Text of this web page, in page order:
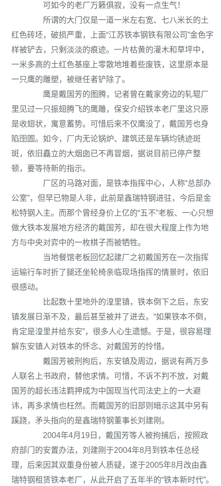
可如今的老厂万籁俱寂，没有一点生气！
所谓的大门仅是一道一米左右宽、七八米长的土
红色砖坯，破损严重，上面“江苏铁本钢铁有限公司”金色字
样被铲去，只剩淡淡的痕迹。一片枯黄的灌木和草坪中，
一米多高的土红色基座上零散地堆着些废铁，这里原本是
一只鹰的雕塑，被继任者铲除了。
鹰是戴国芳的图腾，记者曾在戴家旁边的轧辊厂
里见过一只振翅腾飞的鹰雕，保安介绍铁本老厂里这只原
是收翅状，寓意蓄势。可惜后来不仅鹰没了，戴国芳也身
陷囹圄。如今，厂内无论锅炉、建筑还是车辆均锈迹斑
斑，依旧矗立的大烟囱已不再冒烟，据说目前已停产整
顿，要等待新的指示。
厂区的马路对面，是铁本指挥中心，人称“总部办
公室”，但早已物是人非，此前是鑫瑞特钢进驻，今后是金
松特钢入主。而那个曾经身价上亿的“五不”老板、一心只想
做大铁本发展地方经济的戴国芳，却在很大程度上作为地
方与中央对弈中的一枚棋子而被牺牲。
当地餐馆老板回忆起建厂之初戴国芳在一次指挥
运输行车时折了腿还坐轮椅亲临现场指挥的情景时，依旧
很感动。
比起数十里地外的湟里镇，铁本倒下之后，东安
镇发展日渐不及，最后甚至被并了进去。“如果铁本不倒，
肯定是湟里并给东安”，很多人心生遗憾。于是，很容易理
解东安镇人对铁本的怀念、对戴国芳的怜惜。
戴国芳被刑拘后，东安镇及周边，据说有两万多
人联名上书政府，替他求情。可惜，不诉不判不放，对戴
国芳的超长违法羁押成为中国现当代司法史上的一大避
讳，再多求情也枉然。而戴国芳的旧部则暗示这其中另有
蹊跷，矛头指向的是鑫瑞特钢董事长刘建刚。
2004年4月19日，戴国芳等人被拘捕后，按照政
府部门的安置办法，刘建刚于2004年8月到铁本任总经
理，后来因其双重身份被人质疑，遂于2005年8月改由鑫
瑞特钢租赁铁本老厂，从此开启了五年半的“铁本新时代”。